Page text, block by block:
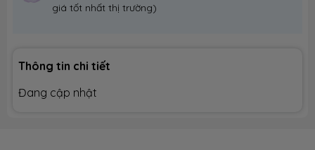
giá tốt nhất thị trường)
Thông tin chi tiết
Đang cập nhật